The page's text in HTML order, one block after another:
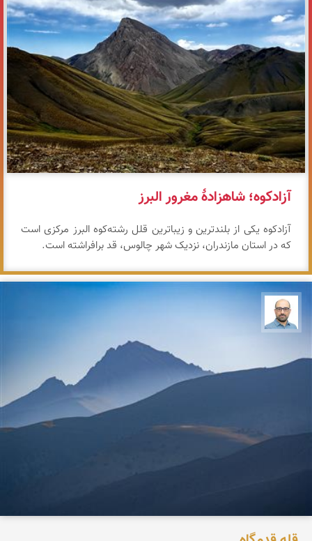
آزادکوه؛ شاهزادهٔ مغرور البرز
آزادکوه یکی از بلندترین و زیباترین قلل رشته‌کوه البرز مرکزی است
که در استان مازندران، نزدیک شهر چالوس، قد برافراشته است.